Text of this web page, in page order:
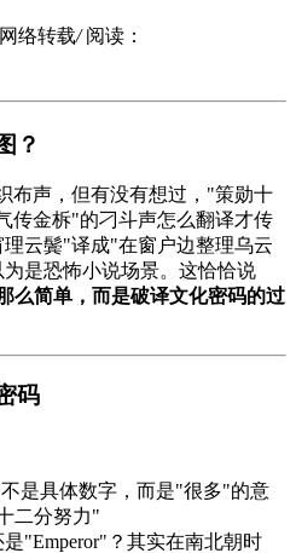
络转载/ 阅读：
？
布声，但有没有想过，"策勋十
传金柝"的刁斗声怎么翻译才传
云鬓"译成"在窗户边整理乌云
是恐怖小说场景。这恰恰说
么简单，而是破译文化密码的过
码
是具体数字，而是"很多"的意
二分努力"
"Emperor"？其实在南北朝时